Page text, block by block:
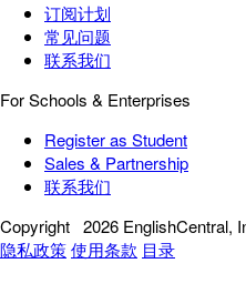
订阅计划
常见问题
联系我们
For Schools & Enterprises
Register as Student
Sales & Partnership
联系我们
Copyright 2026 EnglishCentral,
隐私政策使用条款 目录